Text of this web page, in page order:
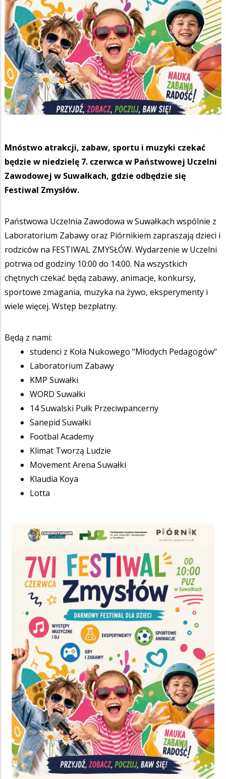
Mnóstwo atrakcji, zabaw, sportu i muzyki czekać
będzie w niedzielę 7. czerwca w Państwowej Uczelni
Zawodowej w Suwałkach, gdzie odbędzie się
Festiwal Zmysłów.
Państwowa Uczelnia Zawodowa w Suwałkach wspólnie z
Laboratorium Zabawy oraz Piórnikiem zapraszają dzieci i
rodziców na FESTIWAL ZMYSŁÓW. Wydarzenie w Uczelni
potrwa od godziny 10:00 do 14:00. Na wszystkich
chętnych czekać będą zabawy, animacje, konkursy,
sportowe zmagania, muzyka na żywo, eksperymenty i
wiele więcej. Wstęp bezpłatny.
Będą z nami:
studenci z Koła Nukowego "Młodych Pedagogów"
Laboratorium Zabawy
KMP Suwałki
WORD Suwałki
14 Suwalski Pułk Przeciwpancerny
Sanepid Suwałki
Footbal Academy
Klimat Tworzą Ludzie
Movement Arena Suwałki
Klaudia Koya
Lotta